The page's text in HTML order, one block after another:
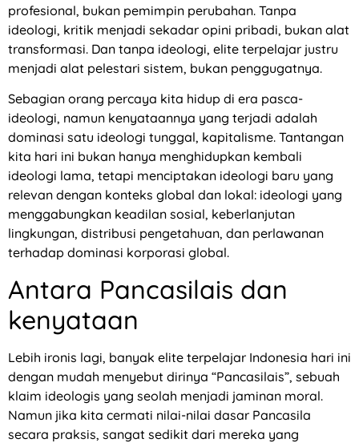
profesional, bukan pemimpin perubahan. Tanpa
ideologi, kritik menjadi sekadar opini pribadi, bukan alat
transformasi. Dan tanpa ideologi, elite terpelajar justru
menjadi alat pelestari sistem, bukan penggugatnya.
Sebagian orang percaya kita hidup di era pasca-
ideologi, namun kenyataannya yang terjadi adalah
dominasi satu ideologi tunggal, kapitalisme. Tantangan
kita hari ini bukan hanya menghidupkan kembali
ideologi lama, tetapi menciptakan ideologi baru yang
relevan dengan konteks global dan lokal: ideologi yang
menggabungkan keadilan sosial, keberlanjutan
lingkungan, distribusi pengetahuan, dan perlawanan
terhadap dominasi korporasi global.
Antara Pancasilais dan
kenyataan
Lebih ironis lagi, banyak elite terpelajar Indonesia hari ini
dengan mudah menyebut dirinya “Pancasilais”, sebuah
klaim ideologis yang seolah menjadi jaminan moral.
Namun jika kita cermati nilai-nilai dasar Pancasila
secara praksis, sangat sedikit dari mereka yang